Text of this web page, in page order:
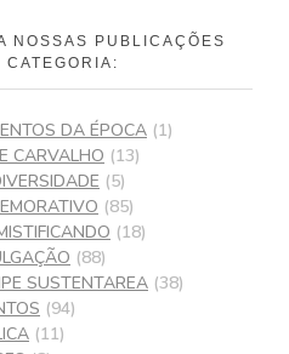
NOSSAS PUBLICAÇÕES
CATEGORIA:
DA ÉPOCA (1)
CARVALHO (13)
(5)
(85)
(18)
(88)
SUSTENTAREA (38)
(94)
(11)